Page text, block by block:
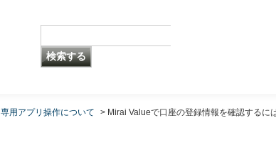
専用アプリ操作について > Mirai Valueで口座の登録情報を確認するに